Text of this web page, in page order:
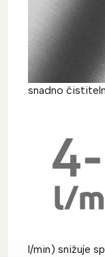
snadno
l/min) snižuje